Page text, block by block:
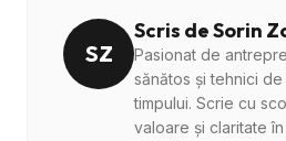
SZ
Scris de Sorin
Pasionat de
sănătos și tehnici
timpului. Scrie cu
valoare și claritate